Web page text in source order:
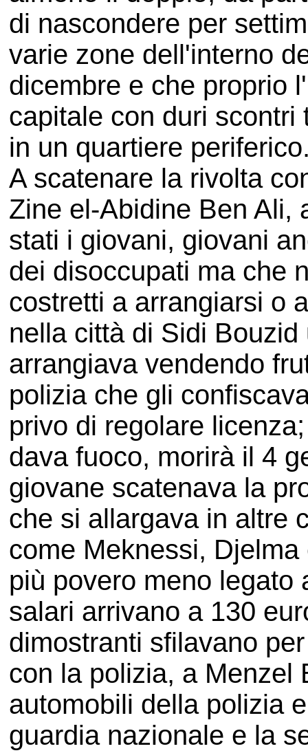
di nascondere per
varie zone dell'interno
dicembre e che proprio
capitale con duri
in un quartiere
A scatenare la rivolta
Zine el-Abidine Ben Ali,
stati i giovani, giovani
dei disoccupati ma che
costretti a arrangiarsi o
nella città di Sidi
arrangiava vendendo
polizia che gli
privo di regolare
dava fuoco, morirà il 4
giovane scatenava la
che si allargava in altre
come Meknessi,
più povero meno legato
salari arrivano a 130
dimostranti sfilavano
con la polizia, a Menzel
automobili della polizia
guardia nazionale e la